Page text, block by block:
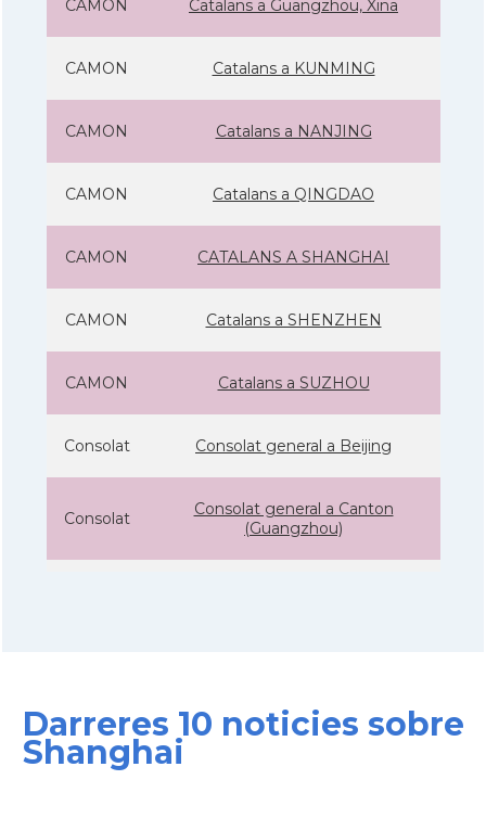
CAMON Catalans a Guangzhou, Xina
CAMON Catalans a KUNMING
CAMON Catalans a NANJING
CAMON Catalans a QINGDAO
CAMON CATALANS A SHANGHAI
CAMON Catalans a SHENZHEN
CAMON Catalans a SUZHOU
Consolat Consolat general a Beijing
Consolat
Consolat general a Canton
(Guangzhou)
Darreres 10 noticies sobre
Shanghai